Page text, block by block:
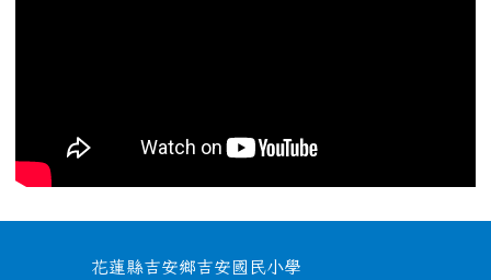
頁尾區域內容
花蓮縣吉安鄉吉安國民小學